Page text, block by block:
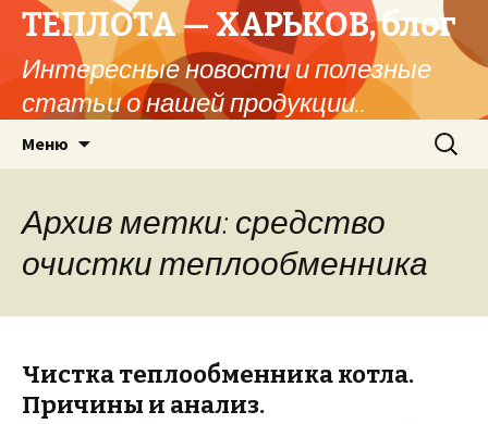
ТЕПЛОТА — ХАРЬКОВ, блог
Интересные новости и полезные
статьи о нашей продукции..
Меню Найти:
Архив метки: средство
очистки теплообменника
Чистка теплообменника котла.
Причины и анализ.